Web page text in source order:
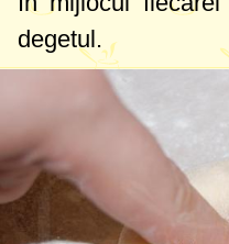
degetul.